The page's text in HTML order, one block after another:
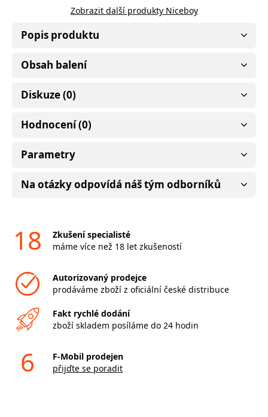
Zobrazit další produkty Niceboy
Popis produktu
Obsah balení
Diskuze (0)
Hodnocení (0)
Parametry
Na otázky odpovídá náš tým odborníků
18
Zkušení specialisté
máme více než 18 let zkušeností
Autorizovaný prodejce
prodáváme zboží z oficiální české distribuce
Fakt rychlé dodání
zboží skladem posíláme do 24 hodin
6
F-Mobil prodejen
přijďte se poradit